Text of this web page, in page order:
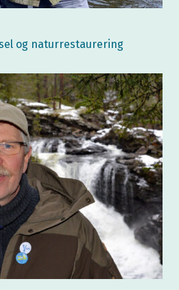
og naturrestaurering